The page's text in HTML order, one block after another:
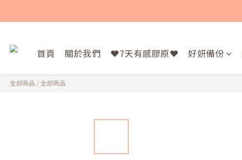
首頁 關於我們 ❤️7天有感膠原❤️ 好妍備份
全部商品 / 全部商品